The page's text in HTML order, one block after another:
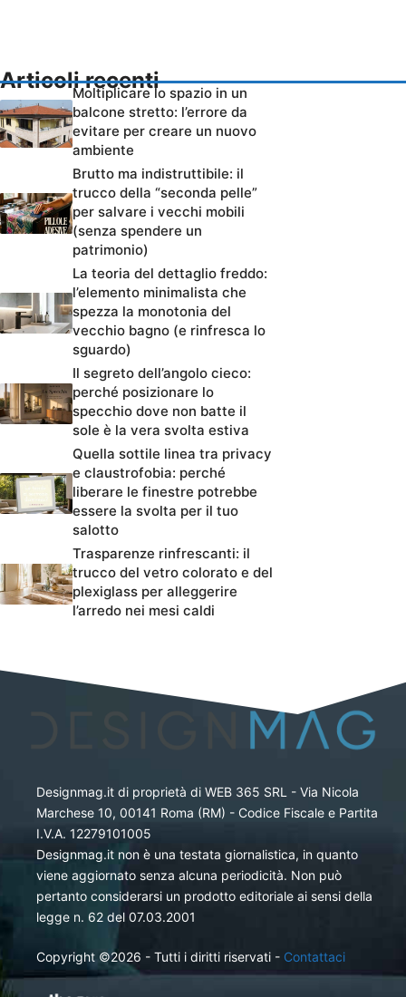
Articoli recenti
Moltiplicare lo spazio in un
balcone stretto: l’errore da
evitare per creare un nuovo
ambiente
Brutto ma indistruttibile: il
trucco della “seconda pelle”
per salvare i vecchi mobili
(senza spendere un
patrimonio)
La teoria del dettaglio freddo:
l’elemento minimalista che
spezza la monotonia del
vecchio bagno (e rinfresca lo
sguardo)
Il segreto dell’angolo cieco:
perché posizionare lo
specchio dove non batte il
sole è la vera svolta estiva
Quella sottile linea tra privacy
e claustrofobia: perché
liberare le finestre potrebbe
essere la svolta per il tuo
salotto
Trasparenze rinfrescanti: il
trucco del vetro colorato e del
plexiglass per alleggerire
l’arredo nei mesi caldi
Designmag.it di proprietà di WEB 365 SRL - Via Nicola
Marchese 10, 00141 Roma (RM) - Codice Fiscale e Partita
I.V.A. 12279101005
Designmag.it non è una testata giornalistica, in quanto
viene aggiornato senza alcuna periodicità. Non può
pertanto considerarsi un prodotto editoriale ai sensi della
legge n. 62 del 07.03.2001
Copyright ©2026 - Tutti i diritti riservati - Contattaci